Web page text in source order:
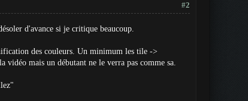
#2
d'avance si je critique beaucoup.
des couleurs. Un minimum les tile ->
mais un débutant ne le verra pas comme sa.